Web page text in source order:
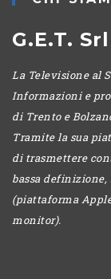
G.E.T. Srl
La Televisione al
Informazioni e
di Trento e
Tramite la sua
di trasmettere
bassa
(piattaforma
monitor).